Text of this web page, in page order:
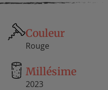
Couleur
Rouge
Millésime
2023